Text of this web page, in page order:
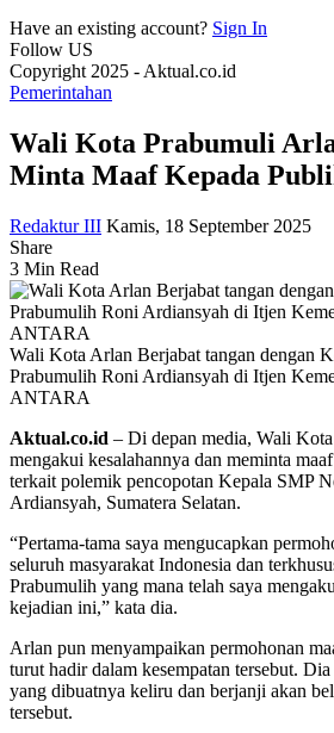
Have an existing account? Sign In
Follow US
Copyright 2025 - Aktual.co.id
Pemerintahan
Wali Kota Prabumuli
Minta Maaf Kepada
Redaktur III Kamis, 18 September 2025
Share
3 Min Read
Wali Kota Arlan Berjabat tangan dengan
Prabumulih Roni Ardiansyah di Itjen
ANTARA
Aktual.co.id – Di depan media, Wali
mengakui kesalahannya dan meminta
terkait polemik pencopotan Kepala SMP
Ardiansyah, Sumatera Selatan.
“Pertama-tama saya mengucapkan
seluruh masyarakat Indonesia dan
Prabumulih yang mana telah saya
kejadian ini,” kata dia.
Arlan pun menyampaikan permohonan
turut hadir dalam kesempatan tersebut.
yang dibuatnya keliru dan berjanji akan
tersebut.